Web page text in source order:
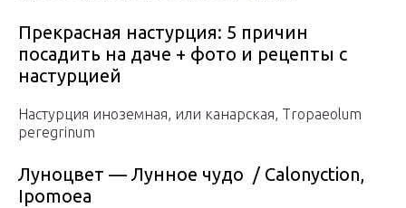
Прекрасная настурция: 5 причин
посадить на даче + фото и рецепты с
настурцией
Настурция иноземная, или канарская, Tropaeolum
peregrinum
Луноцвет — Лунное чудо / Calonyction,
Ipomoea